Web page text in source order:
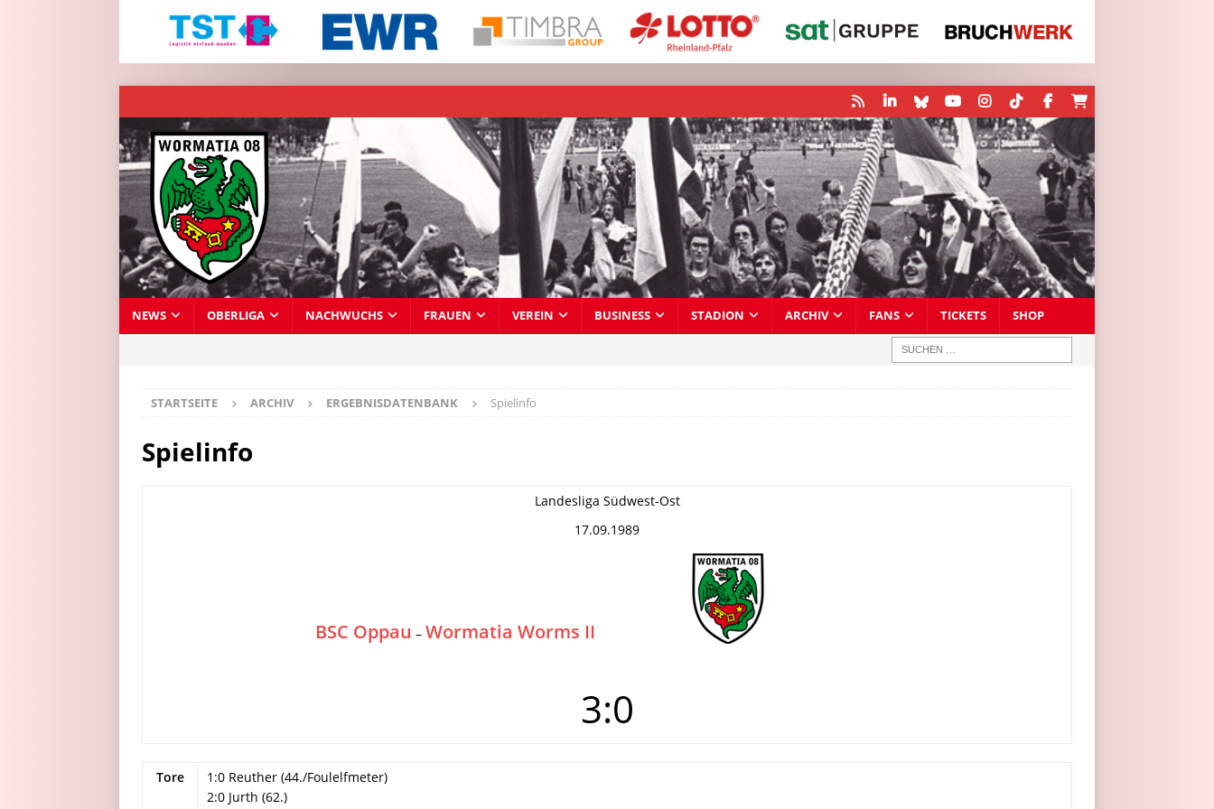
NEWS OBERLIGA NACHWUCHS FRAUEN VEREIN BUSINESS STADION ARCHIV FANS TICKETS SHOP
STARTSEITE ARCHIV ERGEBNISDATENBANK Spielinfo
Spielinfo
Landesliga Südwest-Ost
17.09.1989
BSC Oppau – Wormatia Worms II
3:0
Tore
1:0 Reuther (44./Foulelfmeter)
2:0 Jurth (62.)